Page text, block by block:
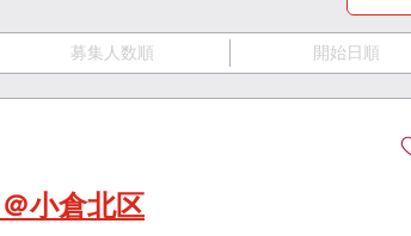
募集人数順 開始日順
小倉北区